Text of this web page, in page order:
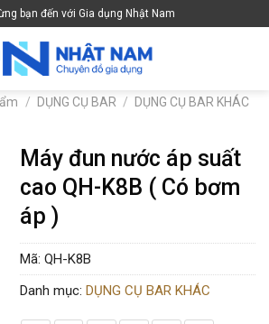
bạn đến với Gia dụng Nhật Nam
/ DỤNG CỤ BAR / DỤNG CỤ BAR KHÁC
Máy đun nước áp suất
cao QH-K8B ( Có bơm
áp )
Mã: QH-K8B
Danh mục: DỤNG CỤ BAR KHÁC